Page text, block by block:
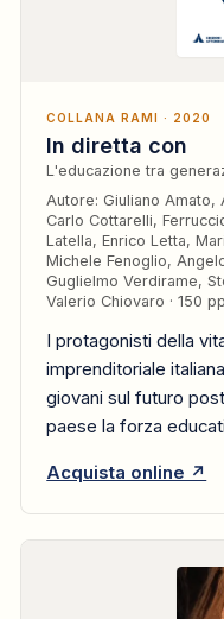
COLLANA RAMI · 2020
In diretta con
L'educazione tra
Autore: Giuliano Amato,
Carlo Cottarelli,
Latella, Enrico Letta,
Michele Fenoglio,
Guglielmo Verdirame,
Valerio Chiovaro · 150
I protagonisti della
imprenditoriale
giovani sul futuro
paese la forza
Acquista online ↗